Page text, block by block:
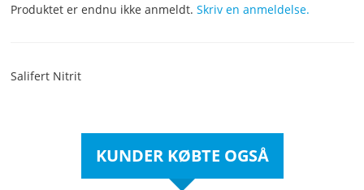
Produktet er endnu ikke anmeldt. Skriv en anmeldelse.
Salifert Nitrit
KUNDER KØBTE OGSÅ